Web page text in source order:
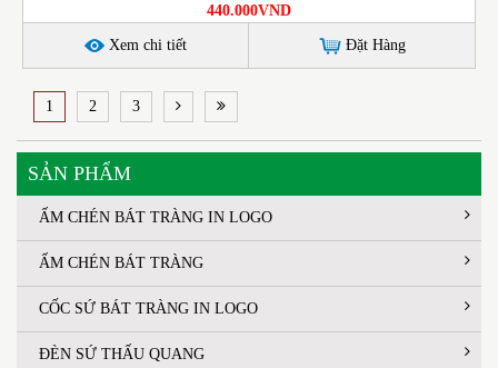
440.000VND
Xem chi tiết Đặt Hàng
1 2 3
SẢN PHẨM
ẤM CHÉN BÁT TRÀNG IN LOGO
ẤM CHÉN BÁT TRÀNG
CỐC SỨ BÁT TRÀNG IN LOGO
ĐÈN SỨ THẤU QUANG